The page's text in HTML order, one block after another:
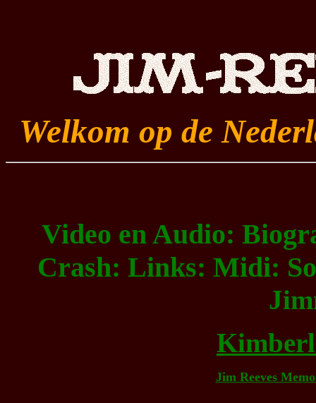
Welkom op de
Video en Audio:
Crash: Links: Midi:
Jim Reeves